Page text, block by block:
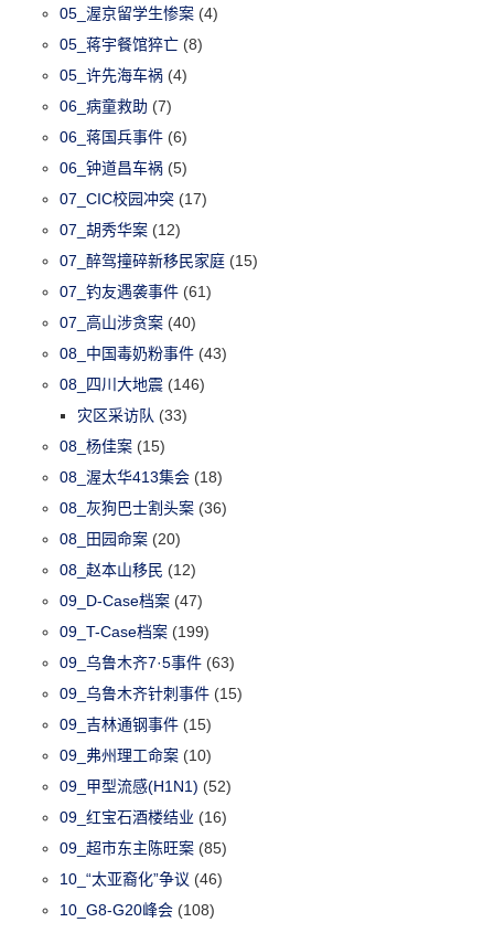
05_渥京留学生惨案 (4)
05_蒋宇餐馆猝亡 (8)
05_许先海车祸 (4)
06_病童救助 (7)
06_蒋国兵事件 (6)
06_钟道昌车祸 (5)
07_CIC校园冲突 (17)
07_胡秀华案 (12)
07_醉驾撞碎新移民家庭 (15)
07_钓友遇袭事件 (61)
07_高山涉贪案 (40)
08_中国毒奶粉事件 (43)
08_四川大地震 (146)
灾区采访队 (33)
08_杨佳案 (15)
08_渥太华413集会 (18)
08_灰狗巴士割头案 (36)
08_田园命案 (20)
08_赵本山移民 (12)
09_D-Case档案 (47)
09_T-Case档案 (199)
09_乌鲁木齐7·5事件 (63)
09_乌鲁木齐针刺事件 (15)
09_吉林通钢事件 (15)
09_弗州理工命案 (10)
09_甲型流感(H1N1) (52)
09_红宝石酒楼结业 (16)
09_超市东主陈旺案 (85)
10_“太亚裔化”争议 (46)
10_G8-G20峰会 (108)